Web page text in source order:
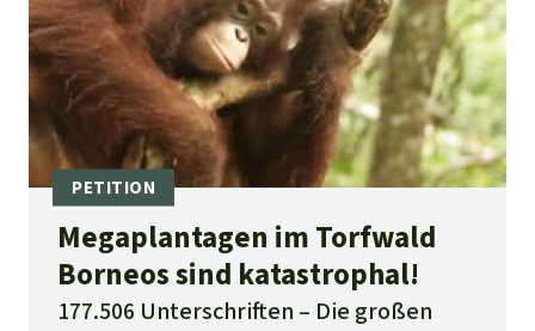
Megaplantagen im Torfwald
Borneos sind katastrophal!
177.506 Unterschriften
Die großen